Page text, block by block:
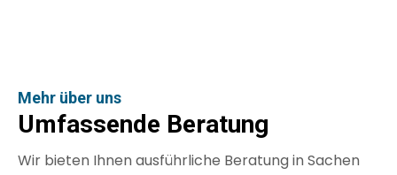
Mehr über uns
Umfassende Beratung
Wir bieten Ihnen ausführliche Beratung in Sachen